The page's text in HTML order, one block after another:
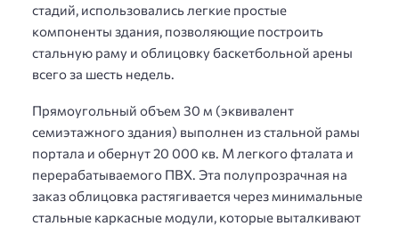
стадий, использовались легкие простые
компоненты здания, позволяющие построить
стальную раму и облицовку баскетбольной арены
всего за шесть недель.
Прямоугольный объем 30 м (эквивалент
семиэтажного здания) выполнен из стальной рамы
портала и обернут 20 000 кв. М легкого фталата и
перерабатываемого ПВХ. Эта полупрозрачная на
заказ облицовка растягивается через минимальные
стальные каркасные модули, которые выталкивают